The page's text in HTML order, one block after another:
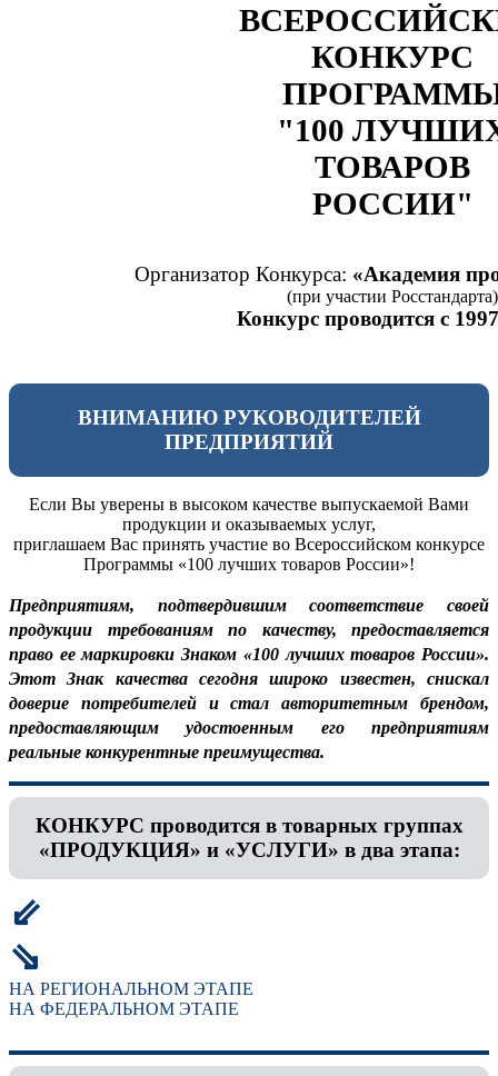
КОНКУРС
"100
ТОВАРОВ
РОССИИ"
Организатор Конкурса: «Академия
(при участии Росстандарта)
Конкурс проводится с
ВНИМАНИЮ РУКОВОДИТЕЛЕЙ
ПРЕДПРИЯТИЙ
Если Вы уверены в высоком качестве выпускаемой Вами
продукции и оказываемых услуг,
приглашаем Вас принять участие во Всероссийском конкурсе
Программы «100 лучших товаров России»!
Предприятиям, подтвердившим соответствие своей
продукции требованиям по качеству, предоставляется
право ее маркировки Знаком «100 лучших товаров России».
Этот Знак качества сегодня широко известен, снискал
доверие потребителей и стал авторитетным брендом,
предоставляющим удостоенным его предприятиям
реальные конкурентные преимущества.
КОНКУРС проводится в товарных группах
«ПРОДУКЦИЯ» и «УСЛУГИ» в два этапа:
⇙
⇘
НА РЕГИОНАЛЬНОМ ЭТАПЕ
НА ФЕДЕРАЛЬНОМ ЭТАПЕ